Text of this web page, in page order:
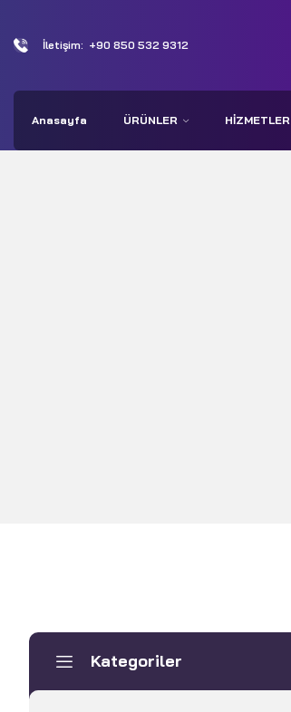
İletişim: +90 850 532 9312
Anasayfa ÜRÜNLER HIZMETLER
Kategoriler